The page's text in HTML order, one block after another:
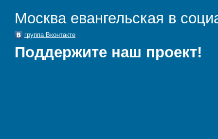
Москва евангельская в
группа Вконтакте
Поддержите наш проект!